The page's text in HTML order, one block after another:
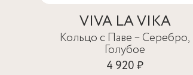
VIVA LA VIKA
Кольцо с Паве – Серебро,
Голубое
4 920 ₽